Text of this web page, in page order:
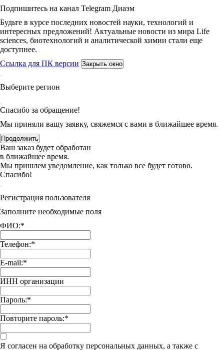
Подпишитесь на канал Telegram Диаэм
Будьте в курсе последних новостей науки, технологий и
интересных предложений! Актуальные новости из мира Life
sciences, биотехнологий и аналитической химии стали еще
доступнее.
Ссылка для ПК версии Закрыть окно
Выберите регион
Спасибо за обращение!
Мы приняли вашу заявку, свяжемся с вами в ближайшее время.
Продолжить
Ваш заказ будет обработан
в ближайшее время.
Мы пришлем уведомление, как только все будет готово.
Спасибо!
Регистрация пользователя
Заполните необходимые поля
ФИО:*
Телефон:*
E-mail:*
ИНН организации
Пароль:*
Повторите пароль:*
Я согласен на обработку персональных данных, а также с